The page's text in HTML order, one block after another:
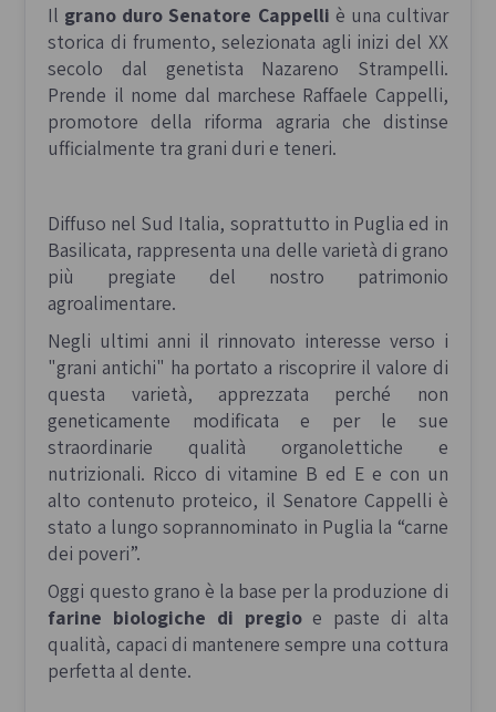
Il grano duro Senatore Cappelli è una cultivar
storica di frumento, selezionata agli inizi del XX
secolo dal genetista Nazareno Strampelli.
Prende il nome dal marchese Raffaele Cappelli,
promotore della riforma agraria che distinse
ufficialmente tra grani duri e teneri.
Diffuso nel Sud Italia, soprattutto in Puglia ed in
Basilicata, rappresenta una delle varietà di grano
più pregiate del nostro patrimonio
agroalimentare.
Negli ultimi anni il rinnovato interesse verso i
"grani antichi" ha portato a riscoprire il valore di
questa varietà, apprezzata perché non
geneticamente modificata e per le sue
straordinarie qualità organolettiche e
nutrizionali. Ricco di vitamine B ed E e con un
alto contenuto proteico, il Senatore Cappelli è
stato a lungo soprannominato in Puglia la “carne
dei poveri”.
Oggi questo grano è la base per la produzione di
farine biologiche di pregioe paste di alta
qualità, capaci di mantenere sempre una cottura
perfetta al dente.